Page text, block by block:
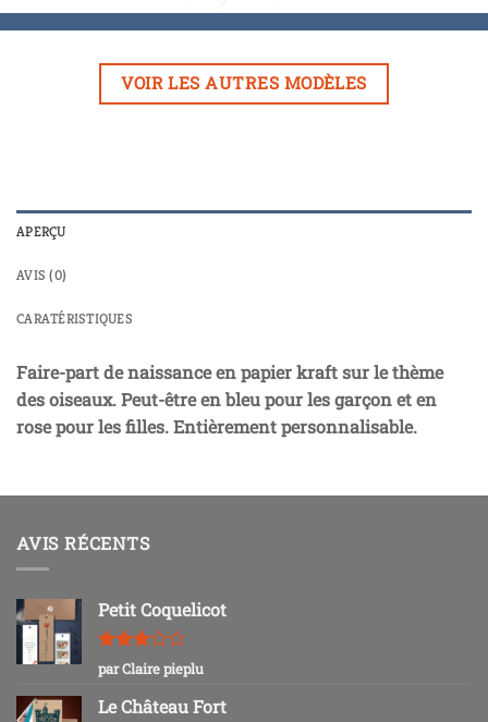
VOIR LES AUTRES MODÈLES
APERÇU
AVIS (0)
CARATÉRISTIQUES
Faire-part de naissance en papier kraft sur le thème
des oiseaux. Peut-être en bleu pour les garçon et en
rose pour les filles. Entièrement personnalisable.
AVIS RÉCENTS
Petit Coquelicot
Note3
sur 5
par Claire pieplu
Le Château Fort